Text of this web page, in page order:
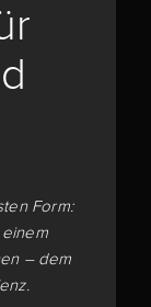
Form:
– dem